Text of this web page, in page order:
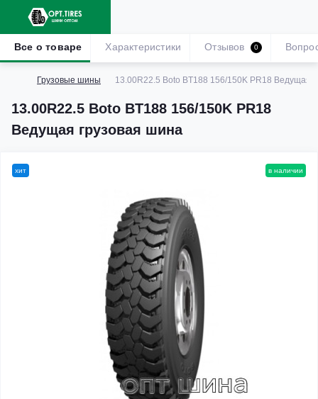
Грузовые шины 13.00R22.5 Boto BT188 156/150K PR18 Ведущая
13.00R22.5 Boto BT188 156/150K PR18
Ведущая грузовая шина
Все о товаре Характеристики Отзывов 0
хит в наличии